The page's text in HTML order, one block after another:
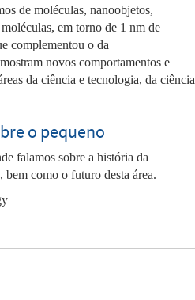
de moléculas, nanoobjetos,
em torno de 1 nm de
complementou o da
novos comportamentos e
da ciência e tecnologia, da ciência
o pequeno
falamos sobre a história da
bem como o futuro desta área.